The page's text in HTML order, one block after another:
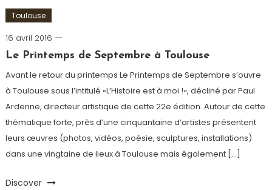
Toulouse
16 avril 2016
admin
Le Printemps de Septembre à Toulouse
Avant le retour du printemps Le Printemps de Septembre s’ouvre
à Toulouse sous l’intitulé «L’Histoire est à moi !», décliné par Paul
Ardenne, directeur artistique de cette 22e édition. Autour de cette
thématique forte, près d’une cinquantaine d’artistes présentent
leurs œuvres (photos, vidéos, poésie, sculptures, installations)
dans une vingtaine de lieux à Toulouse mais également […]
Discover